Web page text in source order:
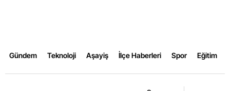
Gündem Teknoloji Aşayiş İlçe Haberleri Spor Eğitim